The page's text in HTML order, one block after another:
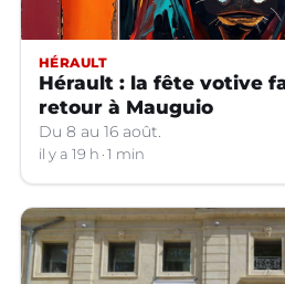
HÉRAULT
Hérault : la fête votive
retour à Mauguio
Du 8 au 16 août.
il y a 19 h 1 min